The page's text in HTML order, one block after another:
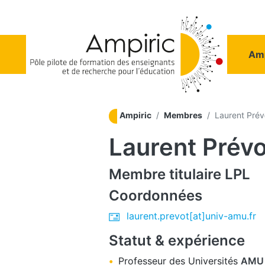
Ampiric Membres Laurent
Laurent
Membre titulaire LPL
Coordonnées
laurent.prevot[at]univ-amu.fr
Statut & expérience
Professeur des Universités AMU